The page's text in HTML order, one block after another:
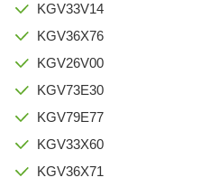
KGV33V14
KGV36X76
KGV26V00
KGV73E30
KGV79E77
KGV33X60
KGV36X71